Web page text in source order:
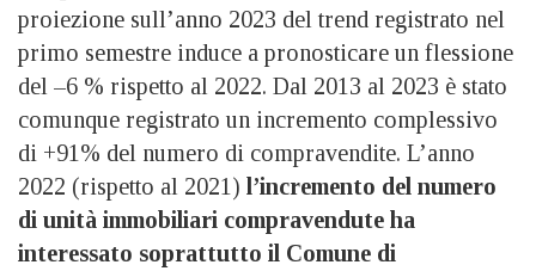
proiezione sull’anno 2023 del trend registrato nel
primo semestre induce a pronosticare un flessione
del –6 % rispetto al 2022. Dal 2013 al 2023 è stato
comunque registrato un incremento complessivo
di +91% del numero di compravendite. L’anno
2022 (rispetto al 2021) l’incremento del numero
di unità immobiliari compravendute ha
interessato soprattutto il Comune di